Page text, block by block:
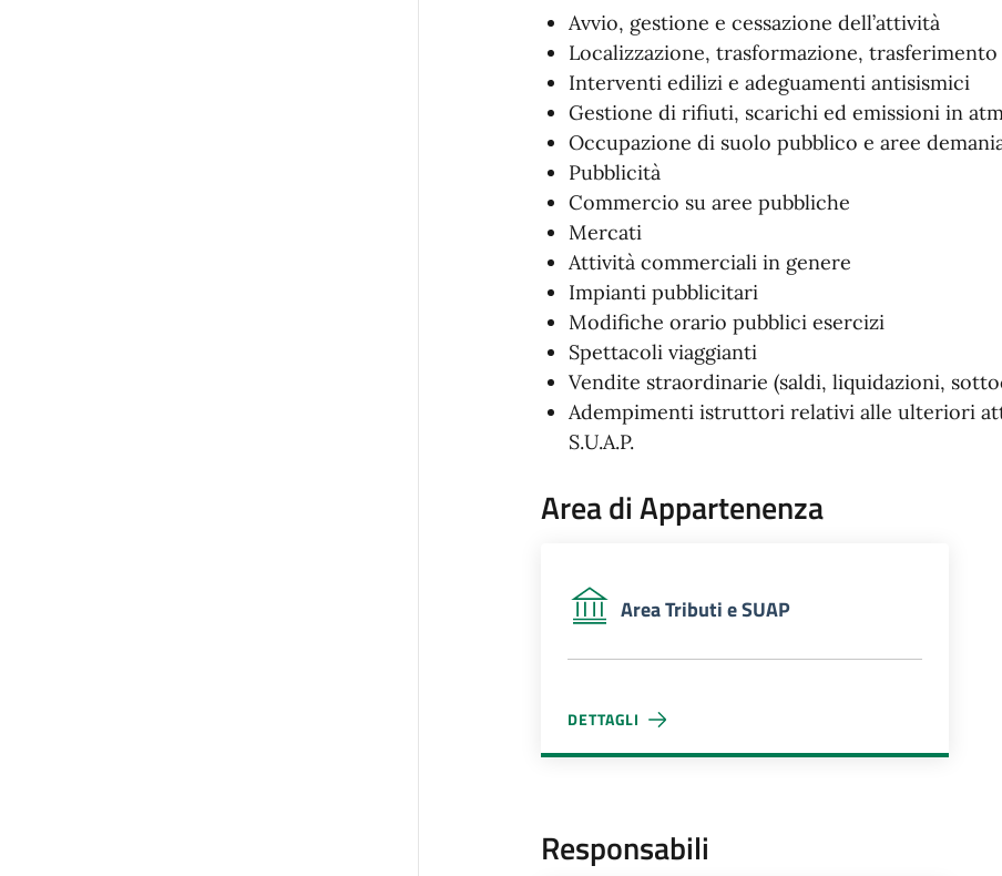
Avvio, gestione e cessazione dell’attività
Localizzazione, trasformazione,
Interventi edilizi e adeguamenti antisismici
Gestione di rifiuti, scarichi ed emissioni in
Occupazione di suolo pubblico e aree
Pubblicità
Commercio su aree pubbliche
Mercati
Attività commerciali in genere
Impianti pubblicitari
Modifiche orario pubblici esercizi
Spettacoli viaggianti
Vendite straordinarie (saldi, liquidazioni,
Adempimenti istruttori relativi alle ulteriori
S.U.A.P.
Area di Appartenenza
Area Tributi e SUAP
DETTAGLI
AREA TRIBUTI E SUAP
Responsabili